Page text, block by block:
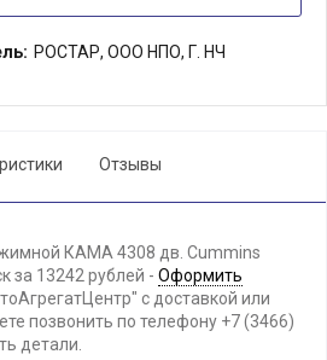
РОСТАР, ООО НПО, Г. НЧ
Отзывы
КАМА 4308 дв. Cummins
за 13242 рублей - Оформить
с доставкой или
позвонить по телефону +7 (3466)
детали.